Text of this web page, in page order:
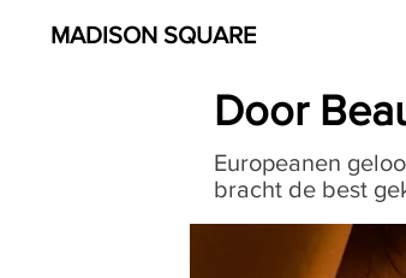
MADISON SQUARE
Door
Europeanen
bracht de best